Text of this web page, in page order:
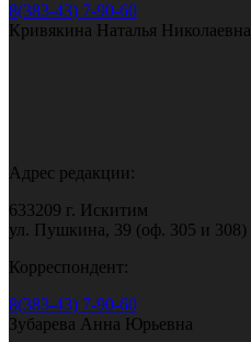
8(383-43) 7-90-60
Кривякина Наталья Николаевна
Адрес редакции:
633209 г. Искитим
ул. Пушкина, 39 (оф. 305 и 308)
Корреспондент:
8(383-43) 7-90-60
Зубарева Анна Юрьевна